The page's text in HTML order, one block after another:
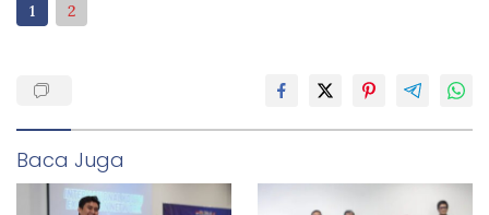
1
2
Baca Juga